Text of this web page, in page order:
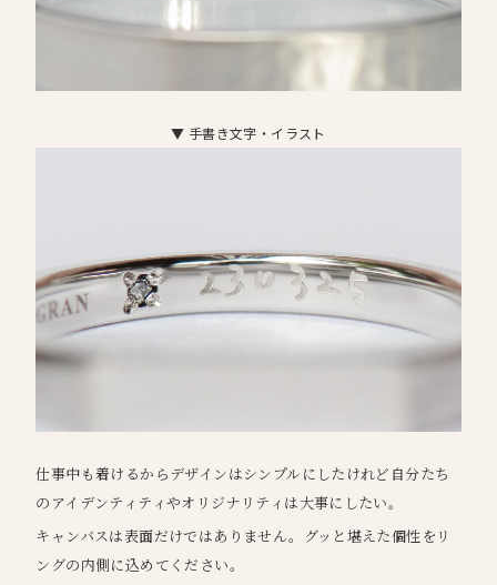
▼ 手書き文字・イラスト
仕事中も着けるからデザインはシンプルにしたけれど自分たち
のアイデンティティやオリジナリティは大事にしたい。
キャンバスは表面だけではありません。グッと堪えた個性をリ
ングの内側に込めてください。